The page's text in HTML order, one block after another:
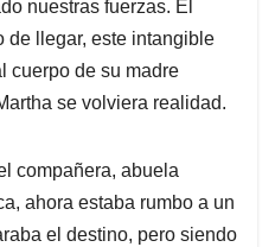
nuestras fuerzas. El
de llegar, este intangible
cuerpo de su madre
se volviera realidad.
compañera, abuela
ahora estaba rumbo a un
el destino, pero siendo